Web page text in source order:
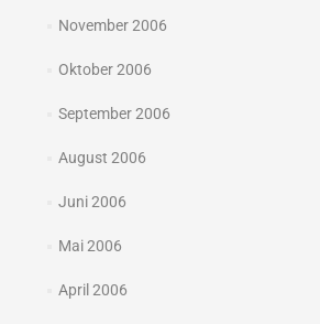
November 2006
Oktober 2006
September 2006
August 2006
Juni 2006
Mai 2006
April 2006